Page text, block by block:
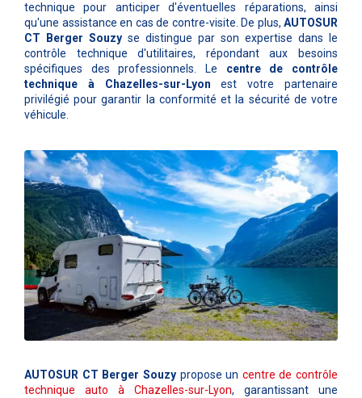
technique pour anticiper d'éventuelles réparations, ainsi
qu'une assistance en cas de contre-visite. De plus, AUTOSUR
CT Berger Souzy se distingue par son expertise dans le
contrôle technique d'utilitaires, répondant aux besoins
spécifiques des professionnels. Le centre de contrôle
technique à Chazelles-sur-Lyon est votre partenaire
privilégié pour garantir la conformité et la sécurité de votre
véhicule.
AUTOSUR CT Berger Souzypropose un centre de contrôle
technique auto à Chazelles-sur-Lyon, garantissant une